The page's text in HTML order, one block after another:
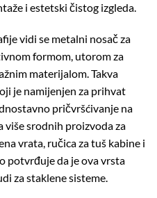
i estetski čistog izgleda.
vidi se metalni nosač za
formom, utorom za
materijalom. Takva
je namijenjen za prihvat
pričvršćivanje na
više srodnih proizvoda za
vrata, ručica za tuš kabine i
potvrđuje da je ova vrsta
za staklene sisteme.